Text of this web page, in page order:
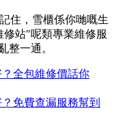
住，雪櫃係你哋嘅生
站"呢類專業維修服
整一通。
？全包維修價話你
免費查漏服務幫到